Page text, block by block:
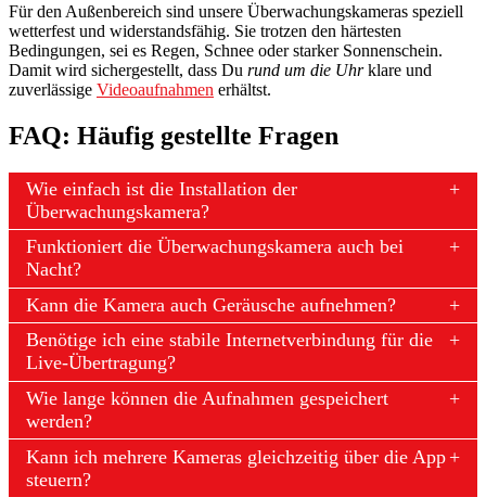
Für den Außenbereich sind unsere Überwachungskameras speziell
wetterfest und widerstandsfähig. Sie trotzen den härtesten
Bedingungen, sei es Regen, Schnee oder starker Sonnenschein.
Damit wird sichergestellt, dass Du rund um die Uhrklare und
zuverlässige Videoaufnahmen erhältst.
FAQ: Häufig gestellte Fragen
Wie einfach ist die Installation der
Überwachungskamera?
Funktioniert die Überwachungskamera auch bei
Nacht?
Kann die Kamera auch Geräusche aufnehmen?
Benötige ich eine stabile Internetverbindung für die
Live-Übertragung?
Wie lange können die Aufnahmen gespeichert
werden?
Kann ich mehrere Kameras gleichzeitig über die App
steuern?